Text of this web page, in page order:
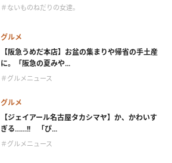
＃ないものねだりの女達。
グルメ
【阪急うめだ本店】お盆の集まりや帰省の手土産
に。「阪急の夏みや...
＃グルメニュース
グルメ
【ジェイアール名古屋タカシマヤ】か、かわいす
ぎる……!! 「ぴ...
＃グルメニュース